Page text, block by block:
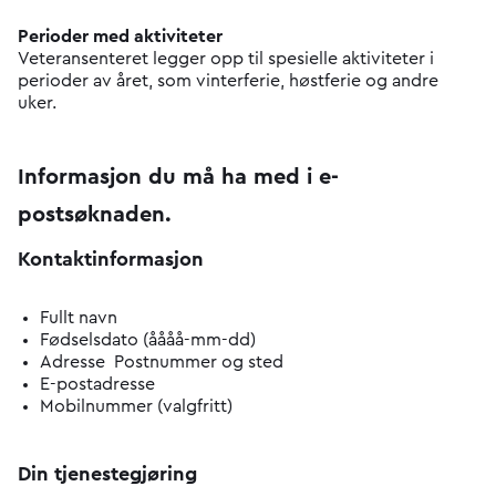
Perioder med aktiviteter
Veteransenteret legger opp til spesielle aktiviteter i
perioder av året, som vinterferie, høstferie og andre
uker.
Informasjon du må ha med i e-
postsøknaden.
Kontaktinformasjon
Fullt navn
Fødselsdato (åååå-mm-dd)
Adresse Postnummer og sted
E-postadresse
Mobilnummer (valgfritt)
Din tjenestegjøring